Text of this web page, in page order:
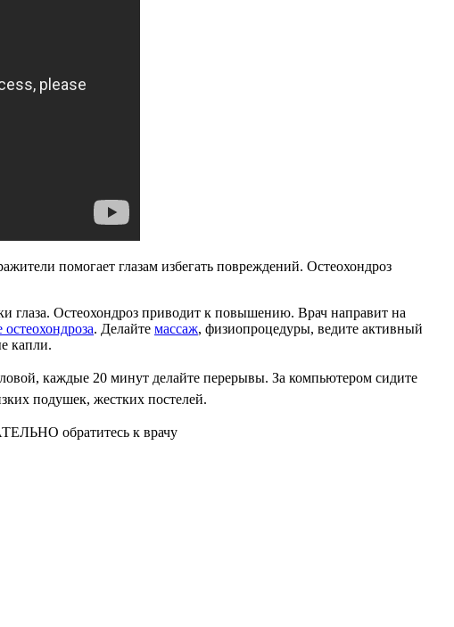
помогает глазам избегать повреждений. Остеохондроз
глаза. Остеохондроз приводит к повышению. Врач направит на
остеохондроза. Делайте массаж, физиопроцедуры, ведите активный
капли.
каждые 20 минут делайте перерывы. За компьютером сидите
подушек, жестких постелей.
обратитесь к врачу